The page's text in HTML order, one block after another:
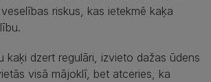
riskus, kas ietekmē kaķa
kaķi dzert regulāri, izvieto dažas ūdens
visā mājoklī, bet atceries, ka